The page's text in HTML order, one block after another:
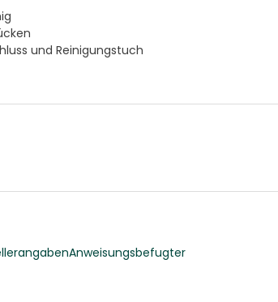
und Reinigungstuch
Anweisungsbefugter